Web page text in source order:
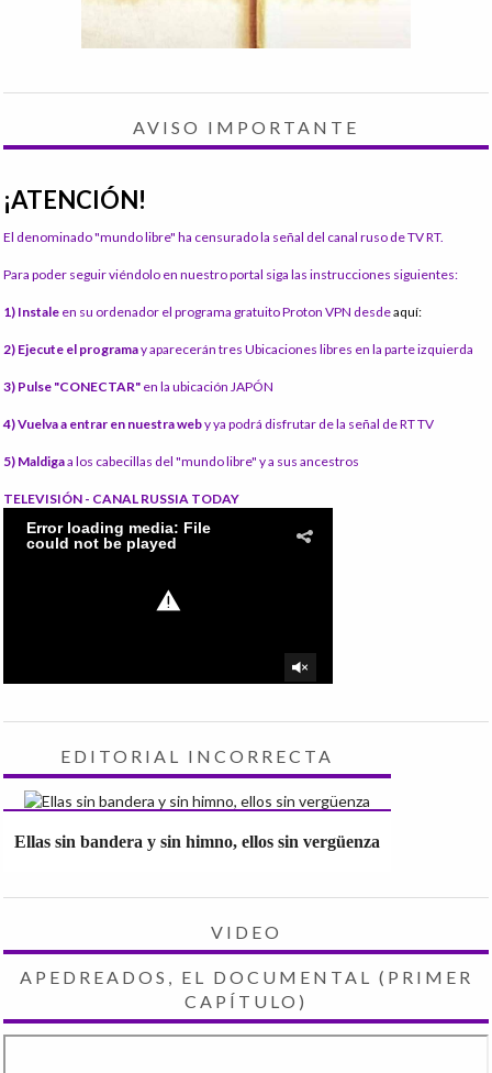
AVISO IMPORTANTE
¡ATENCIÓN!
El denominado "mundo libre" ha censurado la señal del canal ruso de TV RT.
Para poder seguir viéndolo en nuestro portal siga las instrucciones siguientes:
1) Instale en su ordenador el programa gratuito Proton VPN desdeaquí:
2) Ejecute el programay aparecerán tres Ubicaciones libres en la parte izquierda
3) Pulse "CONECTAR" en la ubicación JAPÓN
4) Vuelva a entrar en nuestra weby ya podrá disfrutar de la señal de RT TV
5) Maldigaa los cabecillas del "mundo libre" y a sus ancestros
TELEVISIÓN - CANAL RUSSIA TODAY
EDITORIAL INCORRECTA
Ellas sin bandera y sin himno, ellos sin vergüenza
VIDEO
APEDREADOS, EL DOCUMENTAL (PRIMER
CAPÍTULO)